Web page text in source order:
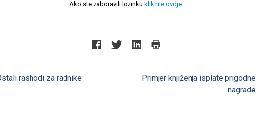
Ako ste zaboravili lozinku kliknite ovdje.
rashodi za radnike
Primjer knjiženja isplate prigodne
nagrade